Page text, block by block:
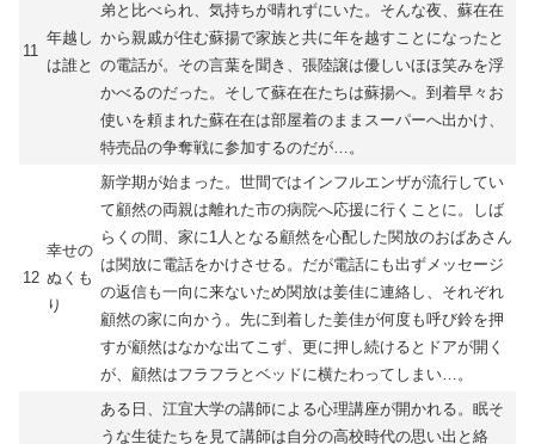
11
年越し
は誰と
弟と比べられ、気持ちが晴れずにいた。そんな夜、蘇在在
から親戚が住む蘇揚で家族と共に年を越すことになったと
の電話が。その言葉を聞き、張陸譲は優しいほほ笑みを浮
かべるのだった。そして蘇在在たちは蘇揚へ。到着早々お
使いを頼まれた蘇在在は部屋着のままスーパーへ出かけ、
特売品の争奪戦に参加するのだが…。
12
幸せの
ぬくも
り
新学期が始まった。世間ではインフルエンザが流行してい
て顧然の両親は離れた市の病院へ応援に行くことに。しば
らくの間、家に1人となる顧然を心配した関放のおばあさん
は関放に電話をかけさせる。だが電話にも出ずメッセージ
の返信も一向に来ないため関放は姜佳に連絡し、それぞれ
顧然の家に向かう。先に到着した姜佳が何度も呼び鈴を押
すが顧然はなかな出てこず、更に押し続けるとドアが開く
が、顧然はフラフラとベッドに横たわってしまい…。
ある日、江宜大学の講師による心理講座が開かれる。眠そ
うな生徒たちを見て講師は自分の高校時代の思い出と絡